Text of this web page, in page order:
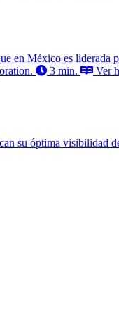
en México es
3 min. Ver
su óptima visibilidad